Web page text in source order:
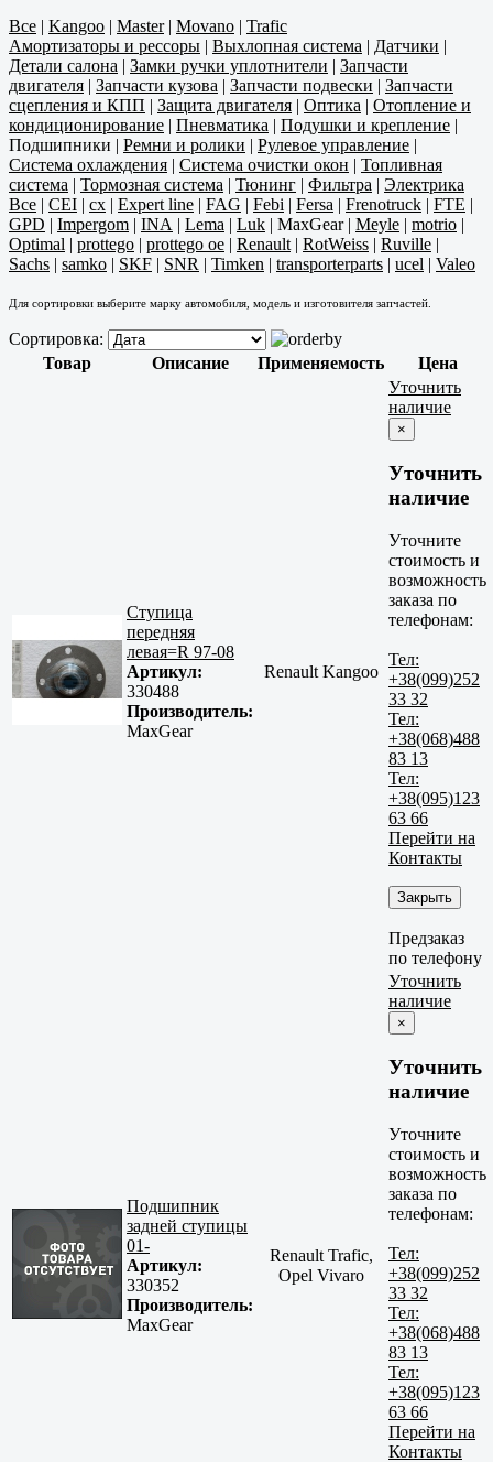
Все | Kangoo | Master| Movano | Trafic
Амортизаторы и рессоры | Выхлопная система | Датчики |
Детали салона | Замки ручки уплотнители | Запчасти
двигателя | Запчасти кузова | Запчасти подвески | Запчасти
сцепления и КПП | Защита двигателя | Оптика | Отопление и
кондиционирование | Пневматика | Подушки и крепление |
Подшипники | Ремни и ролики | Рулевое управление |
Система охлаждения | Система очистки окон | Топливная
система | Тормозная система | Тюнинг | Фильтра | Электрика
Все | CEI | cx | Expert line | FAG | Febi | Fersa | Frenotruck | FTE |
GPD | Impergom | INA | Lema | Luk | MaxGear| Meyle | motrio |
Optimal | prottego | prottego oe | Renault | RotWeiss | Ruville |
Sachs | samko | SKF | SNR | Timken | transporterparts | ucel | Valeo
Для сортировки выберите марку автомобиля, модель и изготовителя запчастей.
Сортировка:
Товар
Описание Применяемость Цена
Ступица
передняя
левая=R 97-08
Артикул:
330488
Производитель:
MaxGear
Renault Kangoo
Уточнить
наличие
×
Уточнить
наличие
Уточните
стоимость и
возможность
заказа по
телефонам:
Тел:
+38(099)252
33 32
Тел:
+38(068)488
83 13
Тел:
+38(095)123
63 66
Перейти на
Контакты
Закрыть
Предзаказ
по телефону
Подшипник
задней ступицы
01-
Артикул:
330352
Производитель:
MaxGear
Renault Trafic,
Opel Vivaro
Уточнить
наличие
×
Уточнить
наличие
Уточните
стоимость и
возможность
заказа по
телефонам:
Тел:
+38(099)252
33 32
Тел:
+38(068)488
83 13
Тел:
+38(095)123
63 66
Перейти на
Контакты